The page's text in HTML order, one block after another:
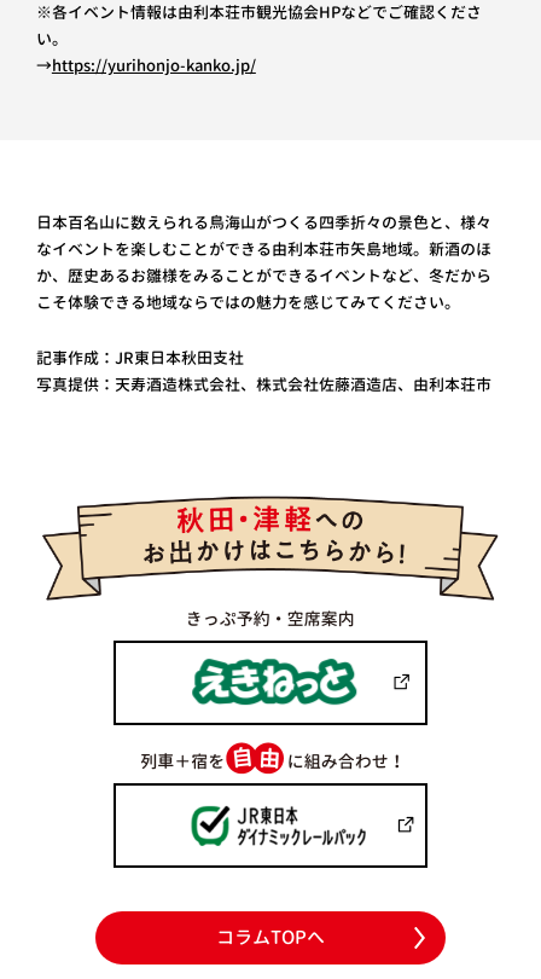
※各イベント情報は由利本荘市観光協会HPなどでご確認くださ
い。
→https://yurihonjo-kanko.jp/
日本百名山に数えられる鳥海山がつくる四季折々の景色と、様々
なイベントを楽しむことができる由利本荘市矢島地域。新酒のほ
か、歴史あるお雛様をみることができるイベントなど、冬だから
こそ体験できる地域ならではの魅力を感じてみてください。
記事作成：JR東日本秋田支社
写真提供：天寿酒造株式会社、株式会社佐藤酒造店、由利本荘市
コラムTOPへ